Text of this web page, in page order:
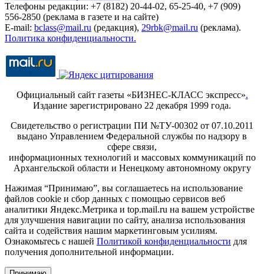
Телефоны редакции: +7 (8182) 20-44-02, 65-25-40, +7 (909)
556-2850 (реклама в газете и на сайте)
E-mail: bclass@mail.ru (редакция), 29rbk@mail.ru (реклама).
Политика конфиденциальности.
Официальный сайт газеты «БИЗНЕС-КЛАСС экспресс».
Издание зарегистрировано 22 декабря 1999 года.
Свидетельство о регистрации ПИ №ТУ-00302 от 07.10.2011
выдано Управлением Федеральной службы по надзору в
сфере связи,
информационных технологий и массовых коммуникаций по
Архангельской области и Ненецкому автономному округу
Нажимая “Принимаю”, вы соглашаетесь на использование
файлов cookie и сбор данных с помощью сервисов веб
аналитики Яндекс.Метрика и top.mail.ru на вашем устройстве
для улучшения навигации по сайту, анализа использования
сайта и содействия нашим маркетинговым усилиям.
Ознакомьтесь с нашей Политикой конфиденциальности для
получения дополнительной информации.